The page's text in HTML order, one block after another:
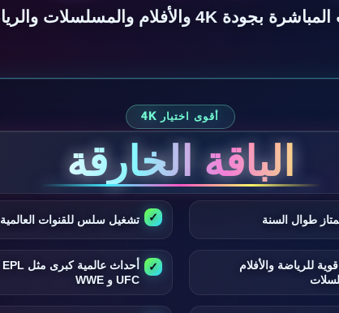
أقوى اختيار 4K
الباقة الخارقة
طوال السنة تشغيل سلس للقنوات العالمية
للرياضة والأفلام
UFC و WWE